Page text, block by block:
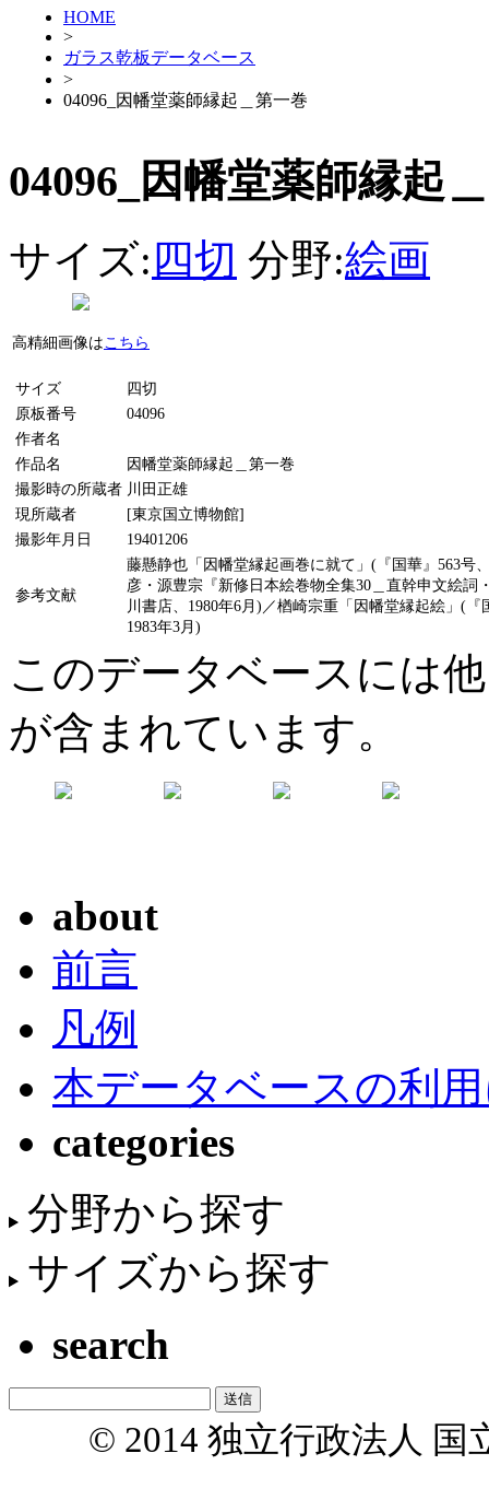
HOME
>
ガラス乾板データベース
>
04096_因幡堂薬師縁起＿第一巻
04096_因幡堂薬師縁起
サイズ: 四切 分野:絵画
高精細画像はこちら
サイズ
四切
原板番号
04096
作者名
作品名
因幡堂薬師縁起＿第一巻
撮影時の所蔵者 川田正雄
現所蔵者
[東京国立博物館]
撮影年月日
19401206
参考文献
藤懸静也「因幡堂縁起画巻に就て」(『国華』563号
彦・源豊宗『新修日本絵巻物全集30＿直幹申文絵
川書店、1980年6月)／楢崎宗重「因幡堂縁起絵」(
1983年3月)
このデータベースには
が含まれています。
about
前言
凡例
本データベースの利
categories
分野から探す
サイズから探す
search
© 2014 独立行政法人 国